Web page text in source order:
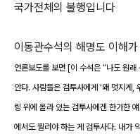
국가전체의 불행입니다
이동관수석의 해명도 이해
언론보도를 보면 [이 수석은 “나도 원
안다. 사람들은 검투사에게 ‘왜 멋지게,
링 위에 올라 있는 검투사에겐 한가한
에서도 찔러야 하는 게 검투사다. 내가